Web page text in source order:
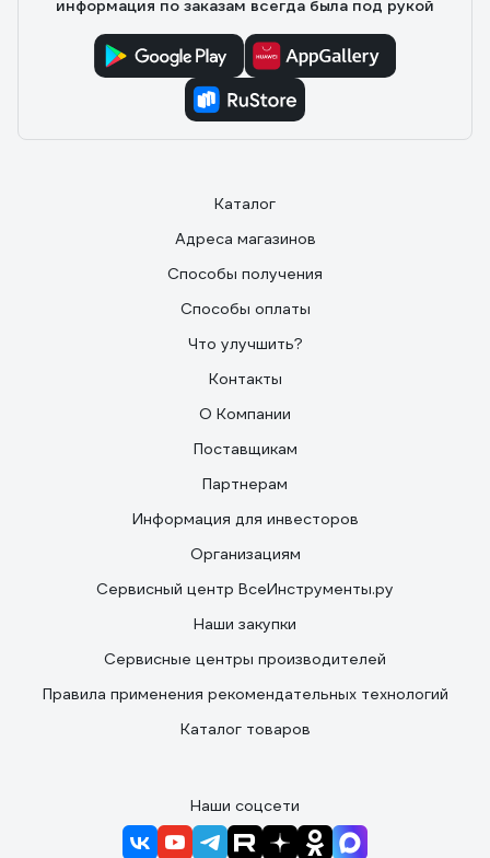
информация по заказам всегда была под рукой
Каталог
Адреса магазинов
Способы получения
Способы оплаты
Что улучшить?
Контакты
О Компании
Поставщикам
Партнерам
Информация для инвесторов
Организациям
Сервисный центр ВсеИнструменты.ру
Наши закупки
Сервисные центры производителей
Правила применения рекомендательных технологий
Каталог товаров
Наши соцсети